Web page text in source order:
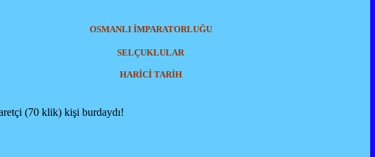
OSMANLI İMPARATORLUĞU
SELÇUKLULAR
HARİCİ TARİH
(70 klik) kişi burdaydı!